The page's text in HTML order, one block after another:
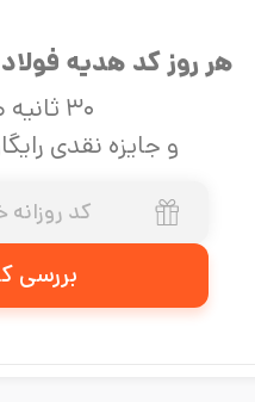
هر روز کد هدیه فولاد
۳۰ ثانیه صبر کنید.
و جایزه نقدی
بررسی